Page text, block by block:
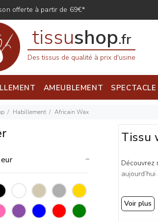
offerte à partir de 69€*
tissushop.fr
Des tissus de qualité à prix d'usine
AMEUBLEMENT SPECTACLE
Habillement Africain Wax
Tissu
Découvrez
Voir plus